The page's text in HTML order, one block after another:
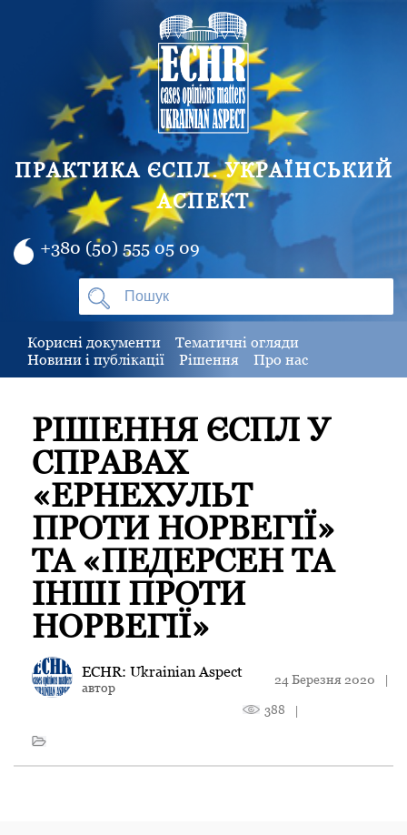
ПРАКТИКА ЄСПЛ. УКРАЇНСЬКИЙ
АСПЕКТ
+380 (50) 555 05 09
Корисні документи
Тематичні огляди
Новини і публікації
Рішення Про нас
РІШЕННЯ ЄСПЛ У
СПРАВАХ
«ЕРНЕХУЛЬТ
ПРОТИ НОРВЕГІЇ»
ТА «ПЕДЕРСЕН ТА
ІНШІ ПРОТИ
НОРВЕГІЇ»
ECHR: Ukrainian Aspect
автор
24 Березня 2020 |
388 |